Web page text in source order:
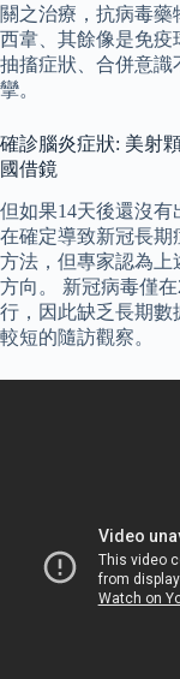
關之治療，抗病毒
西韋、其餘像是免疫
抽搐症狀、合併意識
攣。
確診腦炎症狀: 美射
國借鏡
但如果14天後還沒有
在確定導致新冠長期
方法，但專家認為上
方向。 新冠病毒僅
行，因此缺乏長期數
較短的隨訪觀察。